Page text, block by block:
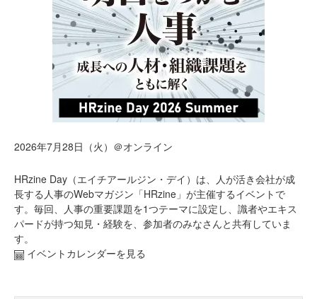
2026年7月28日（火）＠オンライン
HRzine Day（エイチアールジン・デイ）は、人が活き会社が成
長する人事のWebマガジン「HRzine」が主催するイベントで
す。毎回、人事の重要課題を1つテーマに設定し、識者やエキス
パードが持つ知見・経験を、参加者のみなさんと共有していま
す。
イベントカレンダーを見る